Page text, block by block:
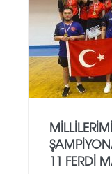
11 FERDI